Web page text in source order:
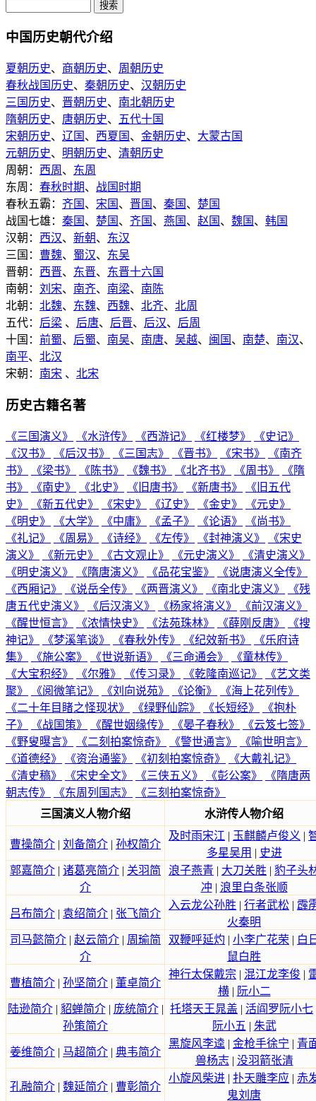
中国历史朝代介绍
夏朝历史、 商朝历史、 周朝历史
春秋战国历史、 秦朝历史、 汉朝历史
三国历史、 晋朝历史、 南北朝历史
隋朝历史、 唐朝历史、
五代十国
宋朝历史、 辽国 、 西夏国 、 金朝历史、 大蒙古国
元朝历史、 明朝历史、 清朝历史
周朝： 西周 、 东周
东周： 春秋时期、 战国时期
春秋五霸： 齐国 、 宋国 、 晋国 、 秦国 、 楚国
战国七雄： 秦国 、 楚国 、 齐国 、 燕国 、 赵国 、 魏国 、 韩国
汉朝： 西汉、 新朝、 东汉
三国： 曹魏、 蜀汉、 东吴
晋朝： 西晋、 东晋、 东晋十六国
南朝： 刘宋、 南齐、 南梁、 南陈
北朝： 北魏、 东魏、 西魏、 北齐、 北周
五代： 后梁 、 后唐、 后晋、 后汉、 后周
十国： 前蜀、 后蜀、 南吴、 南唐、 吴越、 闽国 、 南楚、 南汉、
南平、 北汉
宋朝： 南宋 、 北宋
历史古籍名著
《三国演义》 《水浒传》 《西游记》 《红楼梦》
《史记》
《汉书》
《后汉书》 《三国志》 《晋书》 《宋书》
《南齐
书》
《梁书》 《陈书》 《魏书》 《北齐书》 《周书》
《隋
书》
《南史》 《北史》 《旧唐书》 《新唐书》
《旧五代
史》
《新五代史》 《宋史》 《辽史》 《金史》
《元史》
《明史》
《大学》 《中庸》 《孟子》 《论语》
《尚书》
《礼记》
《周易》 《诗经》 《左传》 《封神演义》
《宋史
演义》
《新元史》 《古文观止》 《元史演义》
《清史演义》
《明史演义》
《隋唐演义》 《品花宝鉴》
《说唐演义全传》
《西厢记》
《说岳全传》 《两晋演义》 《南北史演义》
《残
唐五代史演义》
《后汉演义》 《杨家将演义》
《前汉演义》
《醒世恒言》
《浓情快史》 《法苑珠林》 《薛刚反唐》
《搜
神记》
《梦溪笔谈》 《春秋外传》 《纪效新书》
《乐府诗
集》
《施公案》 《世说新语》 《三命通会》
《童林传》
《大宝积经》
《尔雅》 《传习录》 《乾隆南巡记》
《艺文类
聚》
《阅微笔记》 《刘向说苑》 《论衡》
《海上花列传》
《二十年目睹之怪现状》
《绿野仙踪》 《长短经》
《抱朴
子》
《战国策》 《醒世姻缘传》 《晏子春秋》
《云笈七签》
《野叟曝言》
《二刻拍案惊奇》 《警世通言》
《喻世明言》
《道德经》
《资治通鉴》 《初刻拍案惊奇》
《大戴礼记》
《清史稿》
《宋史全文》 《三侠五义》 《彭公案》
《隋唐两
朝志传》
《东周列国志》
《三刻拍案惊奇》
三国演义人物介绍
水浒传人物介绍
曹操简介 | 刘备简介 | 孙权简介
及时雨宋江 | 玉麒麟卢俊义 |
多星吴用 | 史进
郭嘉简介 | 诸葛亮简介 | 关羽简
介
浪子燕青 | 大刀关胜 | 豹子头
冲 | 浪里白条张顺
吕布简介 | 袁绍简介 | 张飞简介
入云龙公孙胜 | 行者武松 | 霹
火秦明
司马懿简介 | 赵云简介 | 周瑜简
介
双鞭呼延灼 | 小李广花荣 | 白
鼠白胜
曹植简介 | 孙坚简介 | 董卓简介
神行太保戴宗 | 混江龙李俊 |
横| 阮小二
陆逊简介| 貂蝉简介| 庞统简介|
孙策简介
托塔天王晁盖 | 活阎罗阮小七
阮小五 | 朱武
姜维简介 | 马超简介 | 典韦简介
黑旋风李逵 | 金枪手徐宁 | 青
兽杨志| 没羽箭张清
孔融简介 | 魏延简介 | 曹彰简介
小旋风柴进 | 扑天雕李应 | 赤
鬼刘唐